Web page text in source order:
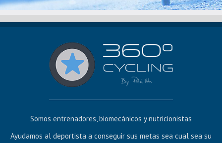
Somos entrenadores, biomecánicos y nutricionistas
Ayudamos al deportista a conseguir sus metas sea cual sea su